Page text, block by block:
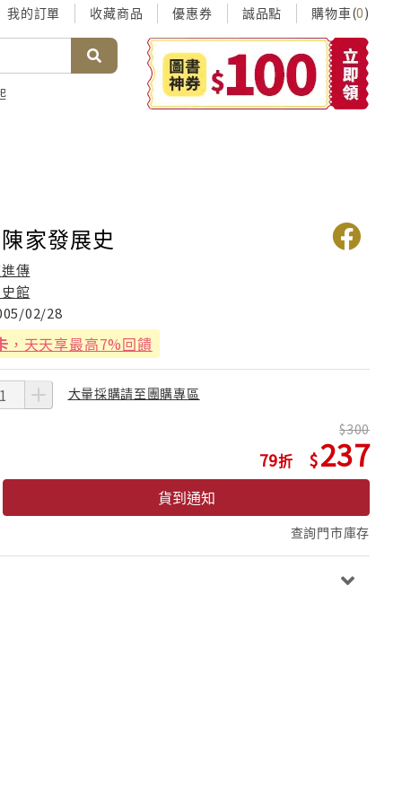
我的訂單 收藏商品 優惠券 誠品點 購物車(0)
家發展史
傳
館
02/28
，天天享最高7%回饋
大量採購請至團購專區
79
300
237
貨到通知
查詢門市庫存